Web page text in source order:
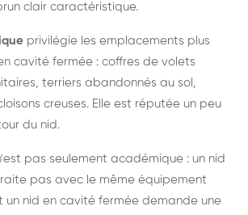
clair caractéristique.
privilégie les emplacements plus
cavité fermée : coffres de volets
terriers abandonnés au sol,
creuses. Elle est réputée un peu
du nid.
pas seulement académique : un nid
pas avec le même équipement
un nid en cavité fermée demande une